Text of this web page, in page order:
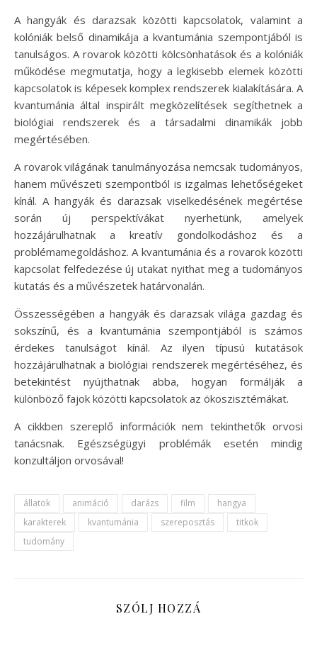
A hangyák és darazsak közötti kapcsolatok, valamint a
kolóniák belső dinamikája a kvantumánia szempontjából is
tanulságos. A rovarok közötti kölcsönhatások és a kolóniák
működése megmutatja, hogy a legkisebb elemek közötti
kapcsolatok is képesek komplex rendszerek kialakítására. A
kvantumánia által inspirált megközelítések segíthetnek a
biológiai rendszerek és a társadalmi dinamikák jobb
megértésében.
A rovarok világának tanulmányozása nemcsak tudományos,
hanem művészeti szempontból is izgalmas lehetőségeket
kínál. A hangyák és darazsak viselkedésének megértése
során új perspektívákat nyerhetünk, amelyek
hozzájárulhatnak a kreatív gondolkodáshoz és a
problémamegoldáshoz. A kvantumánia és a rovarok közötti
kapcsolat felfedezése új utakat nyithat meg a tudományos
kutatás és a művészetek határvonalán.
Összességében a hangyák és darazsak világa gazdag és
sokszínű, és a kvantumánia szempontjából is számos
érdekes tanulságot kínál. Az ilyen típusú kutatások
hozzájárulhatnak a biológiai rendszerek megértéséhez, és
betekintést nyújthatnak abba, hogyan formálják a
különböző fajok közötti kapcsolatok az ökoszisztémákat.
A cikkben szereplő információk nem tekinthetők orvosi
tanácsnak. Egészségügyi problémák esetén mindig
konzultáljon orvosával!
állatok animáció darázs film
hangya
karakterek
kvantumánia szereposztás
titkok
tudomány
SZÓLJ HOZZÁ